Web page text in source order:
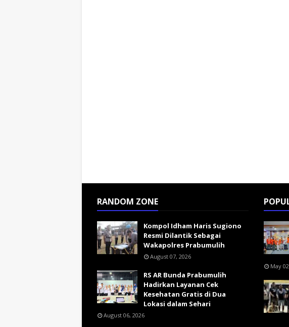
RANDOM ZONE
Kompol Idham Haris Sugiono
Resmi Dilantik Sebagai
Wakapolres Prabumulih
August 07, 2026
RS AR Bunda Prabumulih
Hadirkan Layanan Cek
Kesehatan Gratis di Dua
Lokasi dalam Sehari
August 06, 2026
May